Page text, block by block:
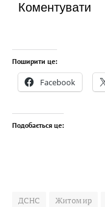
Коментувати
Поширити це:
Facebook
Подобається це:
ДСНС Житомир